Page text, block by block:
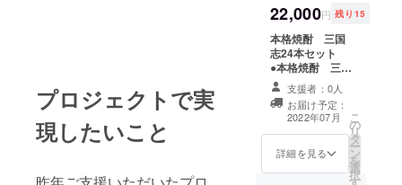
プロジェクトで実
現したいこと
志「孔明 」
720ml 1本 ●
本格焼酎 三国
志「曹操」
720ml 1本 ●
本格焼酎 三国
志「夏侯惇」
720ml 1本 ●
本格焼酎 三国
720ml 1本 ●
本格焼酎 三国
22,000円 残り15
本格焼酎 三国
志24本セット
●本格焼酎 三国
志「劉備」
720ml 2本 ●
本格焼酎 三国
志「関羽」
720ml 2本 ●
本格焼酎 三国
支援者：0人
お届け予定：
2022年07月
詳細を見る
こ
の
リ
タ
ー
ン
を
選
択
す